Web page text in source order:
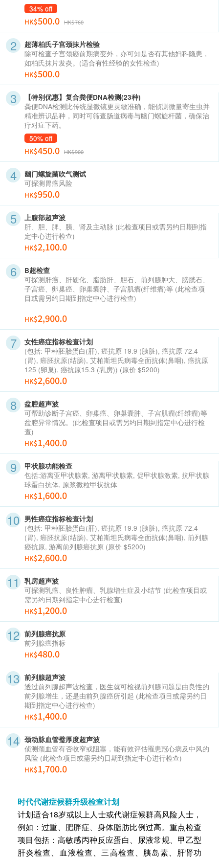
34% off
HK$500.0 HK$760
超薄柏氏子宫颈抹片检验
除可检查子宫颈癌前期病变外，亦可知是否有其他妇科隐患，
如柏氏抹片发炎。(适合有性经验的女性检查)
HK$500.0
【特别优惠】复合粪便DNA检测(23种)
粪便DNA检测比传统显微镜更灵敏准确，能侦测微量寄生虫并
精准辨识品种，同时可筛查肠道病毒与幽门螺旋杆菌，确保治
疗对症下药。
50% off
HK$450.0 HK$900
幽门螺旋菌吹气测试
可探测胃癌风险
HK$950.0
上腹部超声波
肝、胆、脾、胰、肾及主动脉 (此检查项目或需另约日期到指
定中心进行检查)
HK$2,100.0
B超检查
可探测肝癌、肝硬化、脂肪肝、胆石、前列腺肿大、膀胱石、
子宫癌、卵巢癌、卵巢囊肿、子宫肌瘤(纤维瘤)等 (此检查项
目或需另约日期到指定中心进行检查)
HK$2,900.0
女性癌症指标检查计划
(包括: 甲种胚胎蛋白(肝), 癌抗原 19.9 (胰脏), 癌抗原 72.4
(胃), 癌胚抗原(结肠), 艾柏斯坦氏病毒全面抗体(鼻咽), 癌抗原
125 (卵巢), 癌抗原15.3 (乳房)) (原价 $5200)
HK$2,600.0
盆腔超声波
可帮助诊断子宫癌、卵巢癌、卵巢囊肿、子宫肌瘤(纤维瘤)等
盆腔异常情况。(此检查项目或需另约日期到指定中心进行检
查)
HK$1,400.0
甲状腺功能检查
包括:游离亚甲状腺素, 游离甲状腺素, 促甲状腺激素, 抗甲状腺
球蛋白抗体, 原浆微粒甲状抗体
HK$1,600.0
男性癌症指标检查计划
(包括: 甲种胚胎蛋白(肝), 癌抗原 19.9 (胰脏), 癌抗原 72.4
(胃), 癌胚抗原(结肠), 艾柏斯坦氏病毒全面抗体(鼻咽), 前列腺
癌抗原, 游离前列腺癌抗原 (原价 $5200)
HK$2,600.0
乳房超声波
可探测乳癌、良性肿瘤、乳腺增生症及小结节 (此检查项目或
需另约日期到指定中心进行检查)
HK$1,200.0
前列腺癌抗原
前列腺癌指标
HK$480.0
前列腺超声波
透过前列腺超声波检查，医生就可检视前列腺问题是由良性的
前列腺增生，还是由前列腺癌所引起 (此检查项目或需另约日
期到指定中心进行检查)
HK$1,400.0
颈动脉血管璧厚度超声波
侦测颈血管有否收窄或阻塞，能有效评估罹患冠心病及中风的
风险 (此检查项目或需另约日期到指定中心进行检查)
HK$1,700.0
时代代谢症候群升级检查计划
计划适合18岁或以上人士或代谢症候群高风险人士，
例如：过重、肥胖症、身体脂肪比例过高。重点检查
项目包括：高敏感丙种反应蛋白、尿液常规、甲乙型
肝炎检查、血液检查、三高检查、胰岛素、肝肾功